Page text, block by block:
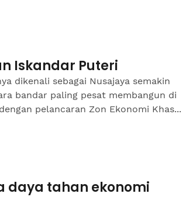
Iskandar Puteri
dikenali sebagai Nusajaya semakin
bandar paling pesat membangun di
pelancaran Zon Ekonomi Khas...
daya tahan ekonomi